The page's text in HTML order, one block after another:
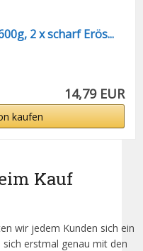
2 x scharf Erös...
14,79 EUR
kaufen
Kauf
wir jedem Kunden sich ein
erstmal genau mit den